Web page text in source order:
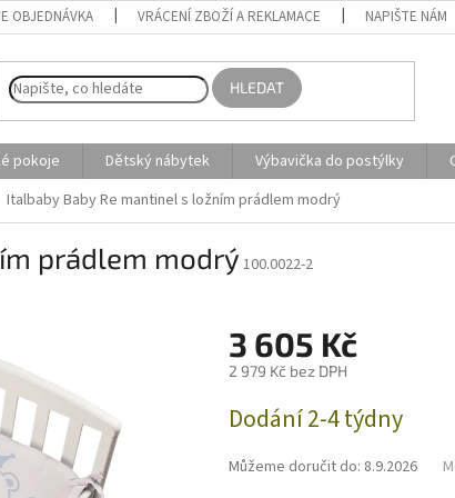
OBJEDNÁVKA VRÁCENÍ ZBOŽÍ A REKLAMACE NAPIŠTE NÁM
HLEDAT
pokoje Dětský nábytek Výbavička do postýlky
Italbaby Baby Re mantinel s ložním prádlem modrý
prádlem modrý 100.0022-2
3 605 Kč
2 979 Kč bez DPH
cena:
Dodání 2-4 týdny
Můžeme doručit do: 8.9.2026